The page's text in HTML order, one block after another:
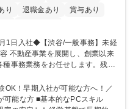
り 退職金あり
賞与あり
事務業務をお任せします。残業
が可能なため、WLBを整えたい
ができます。 【業務詳細】■電
OK！早期入社が可能な方へ！／
可能な方 ■基本的なPCスキル